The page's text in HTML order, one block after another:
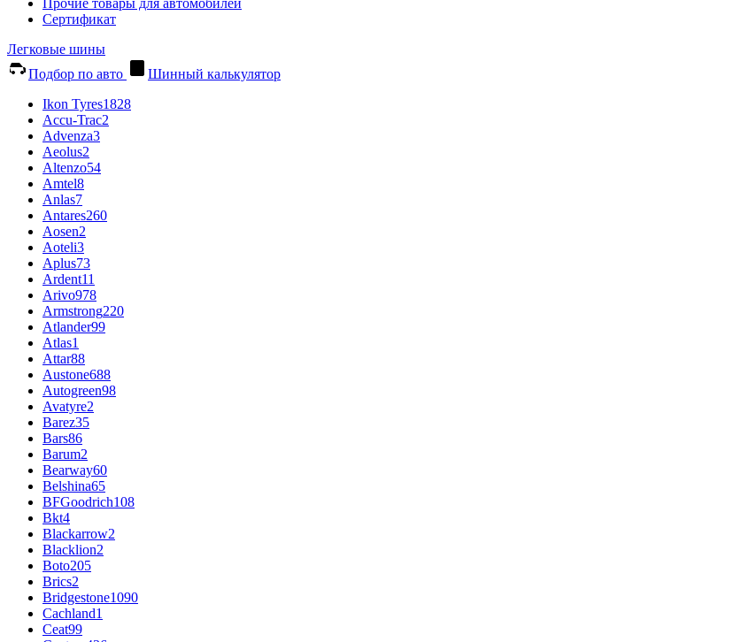
Прочие товары для автомобилей
Сертификат
Легковые шины
Подбор по авто
Шинный калькулятор
Ikon Tyres1828
Accu-Trac2
Advenza3
Aeolus2
Altenzo54
Amtel8
Anlas7
Antares260
Aosen2
Aoteli3
Aplus73
Ardent11
Arivo978
Armstrong220
Atlander99
Atlas1
Attar88
Austone688
Autogreen98
Avatyre2
Barez35
Bars86
Barum2
Bearway60
Belshina65
BFGoodrich108
Bkt4
Blackarrow2
Blacklion2
Boto205
Brics2
Bridgestone1090
Cachland1
Ceat99